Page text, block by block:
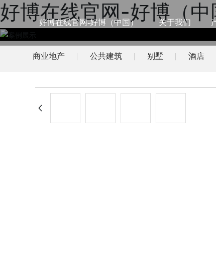
好博在线官网-好博（中
好博在线官网-好博（中国） 关于我们
商业地产 公共建筑 别墅 酒店